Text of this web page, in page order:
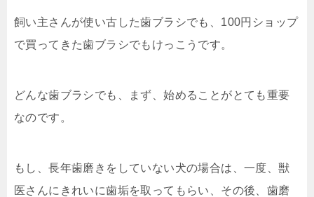
飼い主さんが使い古した歯ブラシでも、100円ショップ
で買ってきた歯ブラシでもけっこうです。
どんな歯ブラシでも、まず、始めることがとても重要
なのです。
もし、長年歯磨きをしていない犬の場合は、一度、獣
医さんにきれいに歯垢を取ってもらい、その後、歯磨